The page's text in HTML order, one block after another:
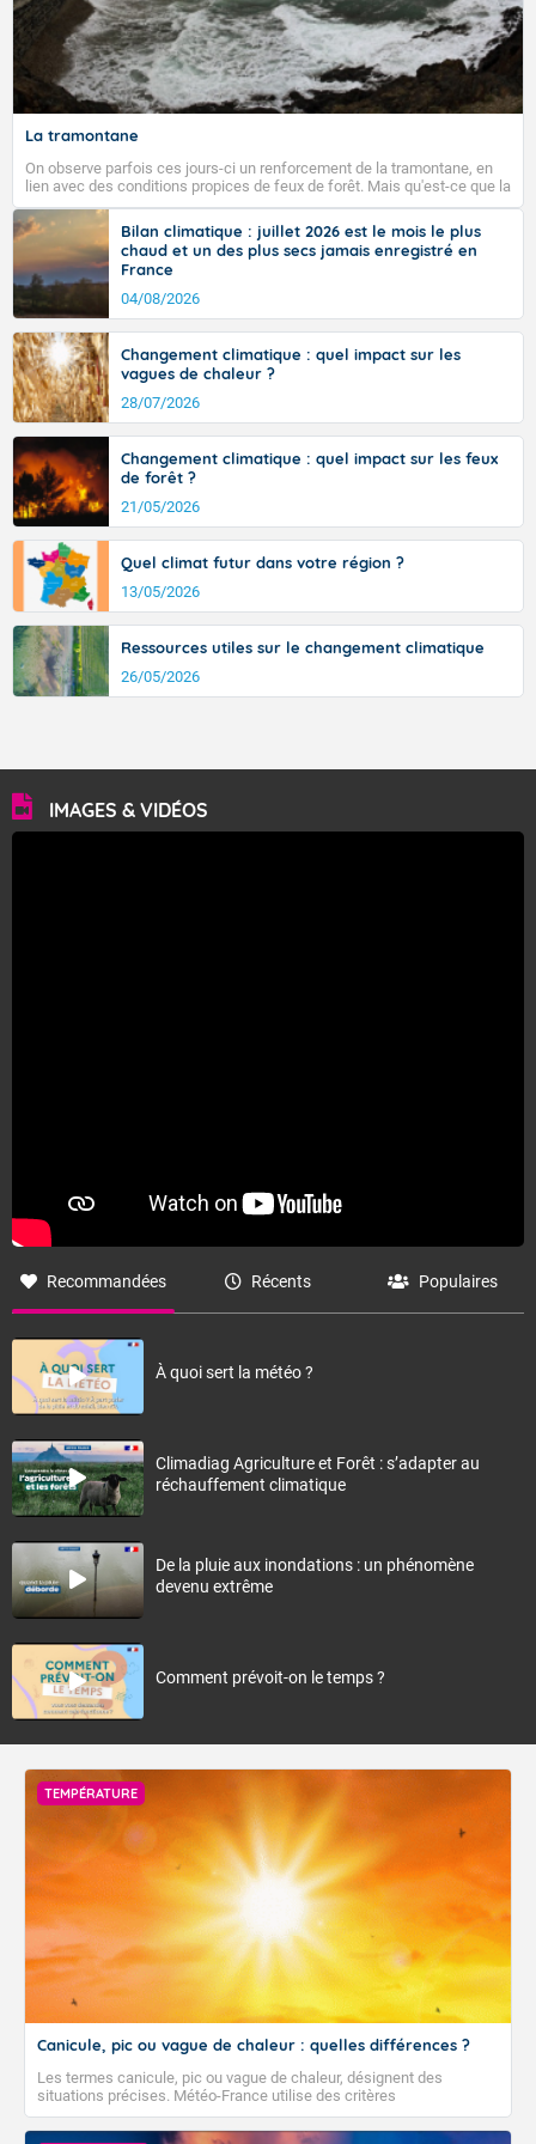
La tramontane
On observe parfois ces jours-ci un renforcement de la tramontane, en
lien avec des conditions propices de feux de forêt. Mais qu'est-ce que la
tramontane ? Quelles sont ses caractéristiques ? La tramontane est un
vent turbulent soufflant de secteur nord-ouest à nord, ou ouest à nord-
ouest, dans un secteur qui part du Roussillon à la vallée de l’Aude et à
l’ouest de l’Hérault. L’étymologie de ce vent vient du latin trasmontanus,
signifiant au-delà des monts, en allusion aux régions montagneuses
d’où provient ce vent.
Bilan climatique : juillet 2026 est le mois le plus
chaud et un des plus secs jamais enregistré en
France
04/08/2026
Changement climatique : quel impact sur les
vagues de chaleur ?
28/07/2026
Changement climatique : quel impact sur les feux
de forêt ?
21/05/2026
Quel climat futur dans votre région ?
13/05/2026
Ressources utiles sur le changement climatique
26/05/2026
IMAGES & VIDÉOS
Recommandées Récents Populaires
À quoi sert la météo ?
Climadiag Agriculture et Forêt : s’adapter au
réchauffement climatique
De la pluie aux inondations : un phénomène
devenu extrême
Comment prévoit-on le temps ?
TEMPÉRATURE
Canicule, pic ou vague de chaleur : quelles différences ?
Les termes canicule, pic ou vague de chaleur, désignent des
situations précises. Météo-France utilise des critères
climatologiques pour évaluer et qualifier les épisodes de chaleur qui
peuvent avoir des impacts sanitaires et socio-économiques